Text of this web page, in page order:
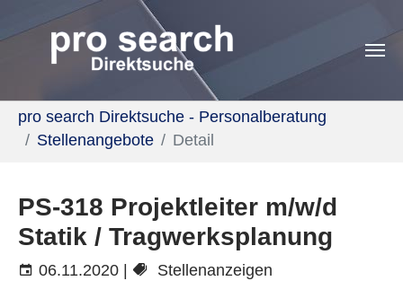
Skip to main content
You are here:
pro search Direktsuche - Personalberatung
Stellenangebote
Detail
PS-318 Projektleiter m/w/d
Statik / Tragwerksplanung
06.11.2020 Stellenanzeigen